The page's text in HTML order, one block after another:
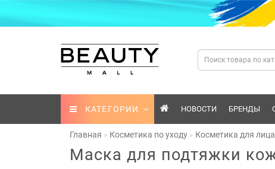
КАТЕГОРИИ НОВОСТИ БРЕНДЫ
Главная Косметика по уходу Косметика для лица
Маска для подтяжки